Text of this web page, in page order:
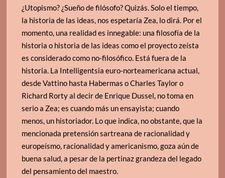
¿Utopismo? ¿Sueño de filósofo? Quizás. Solo el tiempo,
la historia de las ideas, nos espetaría Zea, lo dirá. Por el
momento, una realidad es innegable: una filosofía de la
historia o historia de las ideas como el proyecto zeísta
es considerado como no-filosófico. Está fuera de la
historia. La Intelligentsia euro-norteamericana actual,
desde Vattino hasta Habermas o Charles Taylor o
Richard Rorty al decir de Enrique Dussel, no toma en
serio a Zea; es cuando más un ensayista; cuando
menos, un historiador. Lo que indica, no obstante, que la
mencionada pretensión sartreana de racionalidad y
europeísmo, racionalidad y americanismo, goza aún de
buena salud, a pesar de la pertinaz grandeza del legado
del pensamiento del maestro.